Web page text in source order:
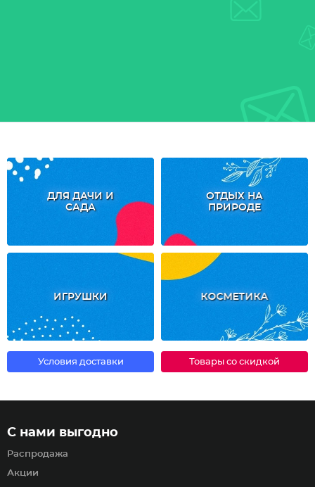
ДЛЯ ДАЧИ И
САДА
ОТДЫХ НА
ПРИРОДЕ
ИГРУШКИ КОСМЕТИКА
Условия доставки Товары со скидкой
С нами выгодно
Распродажа
Акции